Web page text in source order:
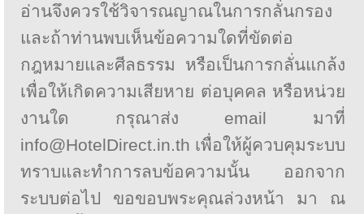
อ่านจึงควรใช้วิจารณญาณในการกลั่นกรอง
และถ้าท่านพบเห็นข้อความใดที่ขัดต่อ
กฎหมายและศีลธรรม หรือเป็นการกลั่นแกล้ง
เพื่อให้เกิดความเสียหาย ต่อบุคคล หรือหน่วย
งานใด กรุณาส่ง email มาที่
info@HotelDirect.in.th เพื่อให้ผู้ควบคุมระบบ
ทราบและทำการลบข้อความนั้น ออกจาก
ระบบต่อไป ขอขอบพระคุณล่วงหน้า มา ณ